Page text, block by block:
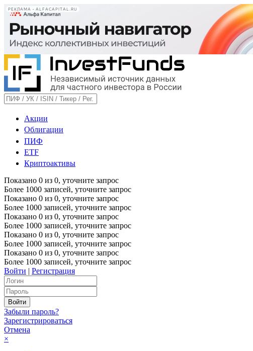
РЕКЛАМА • ALFACAPITAL.RU
Акции
Облигации
ПИФ
ETF
Криптоактивы
Показано 0 из 0, уточните запрос
Более 1000 записей, уточните запрос
Показано 0 из 0, уточните запрос
Более 1000 записей, уточните запрос
Показано 0 из 0, уточните запрос
Более 1000 записей, уточните запрос
Показано 0 из 0, уточните запрос
Более 1000 записей, уточните запрос
Показано 0 из 0, уточните запрос
Более 1000 записей, уточните запрос
Войти | Регистрация
Забыли пароль?
Зарегистрироваться
Отмена
×